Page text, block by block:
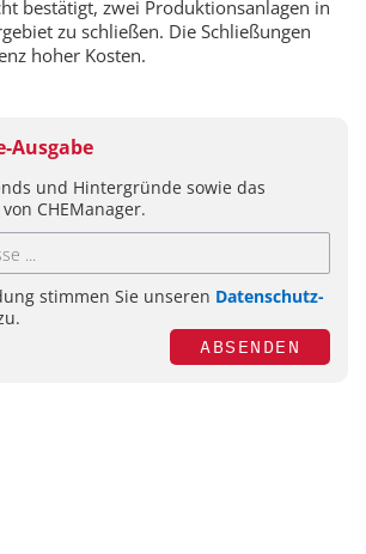
bestätigt, zwei Produktionsanlagen in
zu schließen. Die Schließungen
hoher Kosten.
Ausgabe
und Hintergründe sowie das
CHEManager.
stimmen Sie unseren Datenschutz-
ABSENDEN